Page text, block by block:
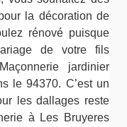
la décoration de
rénové puisque
de votre fils
jardinier
le 94370. C’est un
les dallages reste
à Les Bruyeres